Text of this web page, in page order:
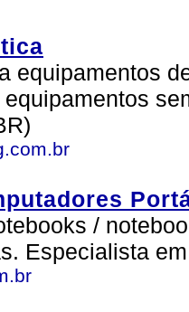
equipamentos
/
Especialista